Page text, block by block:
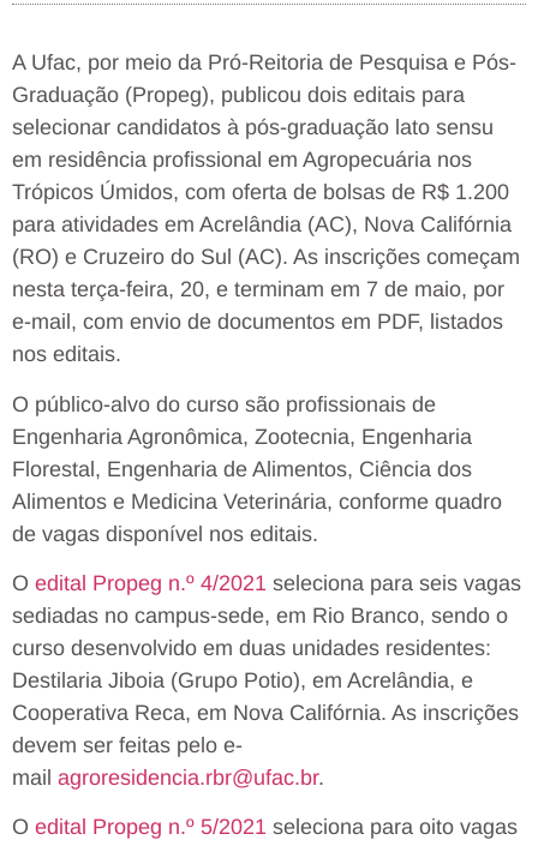
A Ufac, por meio da Pró-Reitoria de Pesquisa e Pós-
Graduação (Propeg), publicou dois editais para
selecionar candidatos à pós-graduação lato sensu
em residência profissional em Agropecuária nos
Trópicos Úmidos, com oferta de bolsas de R$ 1.200
para atividades em Acrelândia (AC), Nova Califórnia
(RO) e Cruzeiro do Sul (AC). As inscrições começam
nesta terça-feira, 20, e terminam em 7 de maio, por
e-mail, com envio de documentos em PDF, listados
nos editais.
O público-alvo do curso são profissionais de
Engenharia Agronômica, Zootecnia, Engenharia
Florestal, Engenharia de Alimentos, Ciência dos
Alimentos e Medicina Veterinária, conforme quadro
de vagas disponível nos editais.
O edital Propeg n.º 4/2021 seleciona para seis vagas
sediadas no campus-sede, em Rio Branco, sendo o
curso desenvolvido em duas unidades residentes:
Destilaria Jiboia (Grupo Potio), em Acrelândia, e
Cooperativa Reca, em Nova Califórnia. As inscrições
devem ser feitas pelo e-
mail agroresidencia.rbr@ufac.br.
O edital Propeg n.º 5/2021 seleciona para oito vagas